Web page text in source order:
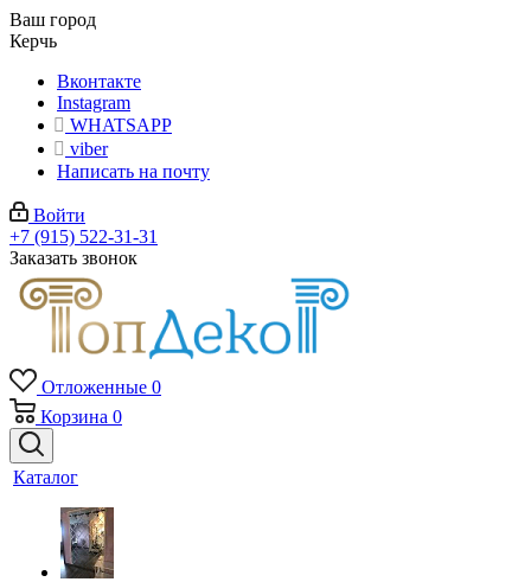
Ваш город
Керчь
Вконтакте
Instagram
WHATSAPP
viber
Написать на почту
Войти
+7 (915) 522-31-31
Заказать звонок
Отложенные 0
Корзина 0
Каталог